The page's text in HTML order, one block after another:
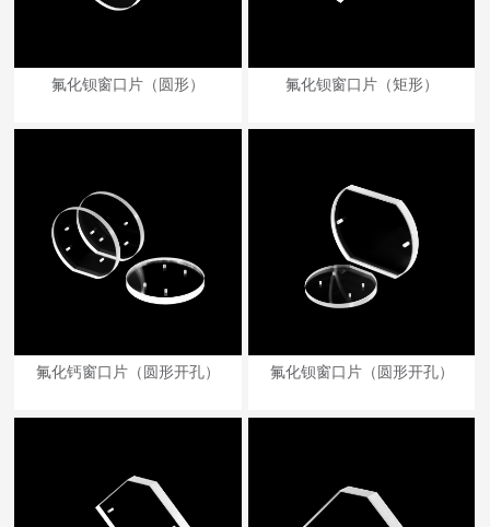
氟化钡窗口片（圆形） 氟化钡窗口片（矩形）
氟化钙窗口片（圆形开孔） 氟化钡窗口片（圆形开孔）